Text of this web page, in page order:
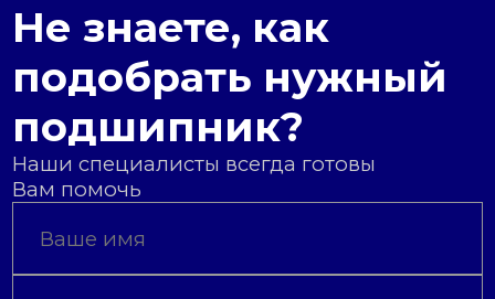
Не знаете, как
подобрать нужный
подшипник?
Наши специалисты всегда готовы
Вам помочь